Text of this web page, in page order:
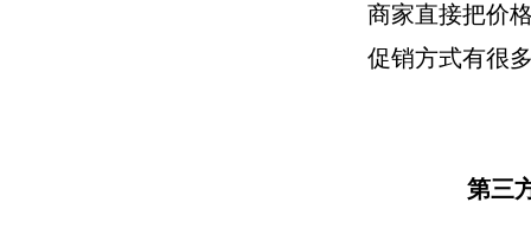
商家直接把价
促销方式有很
第三方面